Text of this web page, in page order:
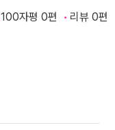
100자평 0편 리뷰 0편